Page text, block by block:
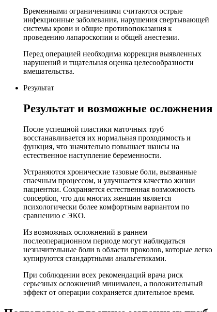
Временными ограничениями считаются острые
инфекционные заболевания, нарушения свертывающей
системы крови и общие противопоказания к
проведению лапароскопии и общей анестезии.
Перед операцией необходима коррекция выявленных
нарушений и тщательная оценка целесообразности
вмешательства.
Результат
Результат и возможные осложнения
После успешной пластики маточных труб
восстанавливается их нормальная проходимость и
функция, что значительно повышает шансы на
естественное наступление беременности.
Устраняются хронические тазовые боли, вызванные
спаечным процессом, и улучшается качество жизни
пациентки. Сохраняется естественная возможность
conception, что для многих женщин является
психологически более комфортным вариантом по
сравнению с ЭКО.
Из возможных осложнений в раннем
послеоперационном периоде могут наблюдаться
незначительные боли в области проколов, которые легко
купируются стандартными анальгетиками.
При соблюдении всех рекомендаций врача риск
серьезных осложнений минимален, а положительный
эффект от операции сохраняется длительное время.